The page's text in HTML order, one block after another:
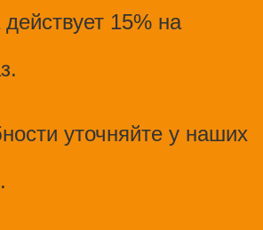
15% на
уточняйте у наших